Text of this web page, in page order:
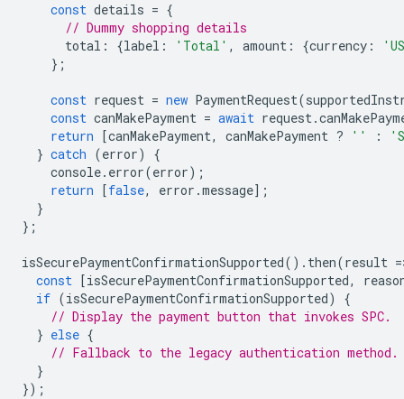
const details = {
// Dummy shopping details
total : {label : 'Total' , amount : {currency :
};
const request = new PaymentRequest(
const canMakePayment = await request.
return
[canMakePayment, canMakePayment ? '' :
} catch (error)
{
console. error(error);
return
[false, error .message];
}
};
isSecurePaymentConfirmationSupported(). then(result =
const
[isSecurePaymentConfirmationSupported,
if (isSecurePaymentConfirmationSupported)
{
// Display the payment button that invokes SPC.
} else {
// Fallback to the legacy authentication method.
}
});